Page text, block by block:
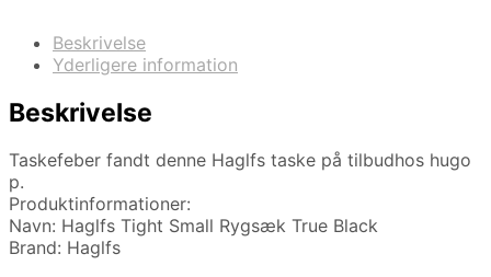
Beskrivelse
Yderligere information
Beskrivelse
Taskefeber fandt denne Haglfs taske på tilbudhos hugo
p.
Produktinformationer:
Navn: Haglfs Tight Small Rygsæk True Black
Brand: Haglfs